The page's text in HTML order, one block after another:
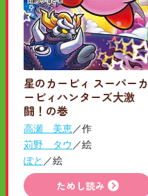
星のカービィ スーパーカ
ービィハンターズ大激
闘！の巻
高瀬 美恵／作
苅野 タウ ／絵
ぽと ／絵
ためし読み